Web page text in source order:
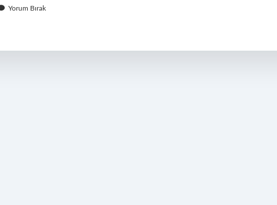
Yorum Bırak